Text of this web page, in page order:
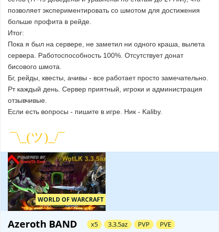
позволяет экспериментировать со шмотом для достижения
больше профита в рейде.
Итог:
Пока я был на сервере, не заметил ни одного краша, вылета
сервера. Работоспособность 100%. Отсутствует донат
бисового шмота.
Бг, рейды, квесты, ачивы - все работает просто замечательно.
Рт каждый день. Сервер приятный, игроки и администрация
отзывчивые.
Если есть вопросы - пишите в игре. Ник - Kaliby.
WORLD OF WARCRAFT
Azeroth BAND х5 3.3.5az PVP PVE